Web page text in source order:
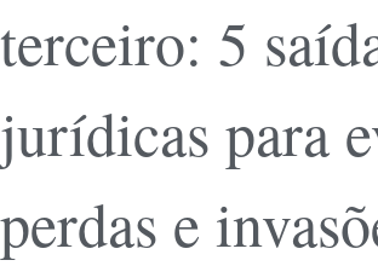
terceiro: 5
jurídicas para
perdas e